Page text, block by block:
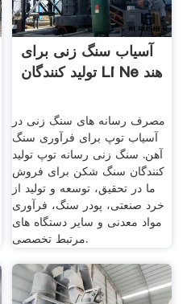
آسیاب سنگ زنی برای
تولید کنندگان Li Ne هند
مصرف رسانه های سنگ زنی در
آسیاب توپ برای فرآوری سنگ
آهن. سنگ زنی رسانه توپ تولید
کنندگان سنگ شکن برای فروش
ما در تحقیق، توسعه و تولید از
خرد صنعتی، پودر سنگ، فرآوری
مواد معدنی و سایر دستگاه های
مرتبط تخصصی.